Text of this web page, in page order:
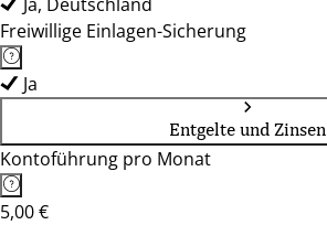
Freiwillige Einlagen-Sicherung
Ja
Entgelte und Zinsen
Kontoführung pro Monat
5,00 €